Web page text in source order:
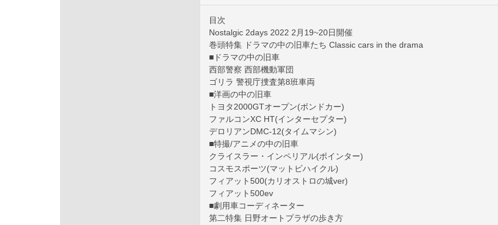
目次
Nostalgic 2days 2022 2月19~20日開催
巻頭特集 ドラマの中の旧車たち Classic cars in the drama
■ドラマの中の旧車
西部警察 西部機動軍団
ゴリラ 警視庁捜査第8班車両
■洋画の中の旧車
トヨタ2000GTオープン(ボンドカー)
ファルコンXC HT(インターセプター)
デロリアンDMC-12(タイムマシン)
■特撮/アニメの中の旧車
クライスラー・インペリアル(ポインター)
コスモスポーツ(マットビハイクル)
フィアット500(カリオストロの城ver)
フィアット500ev
■劇用車コーディネーター
第二特集 日野オートプラザの歩き方